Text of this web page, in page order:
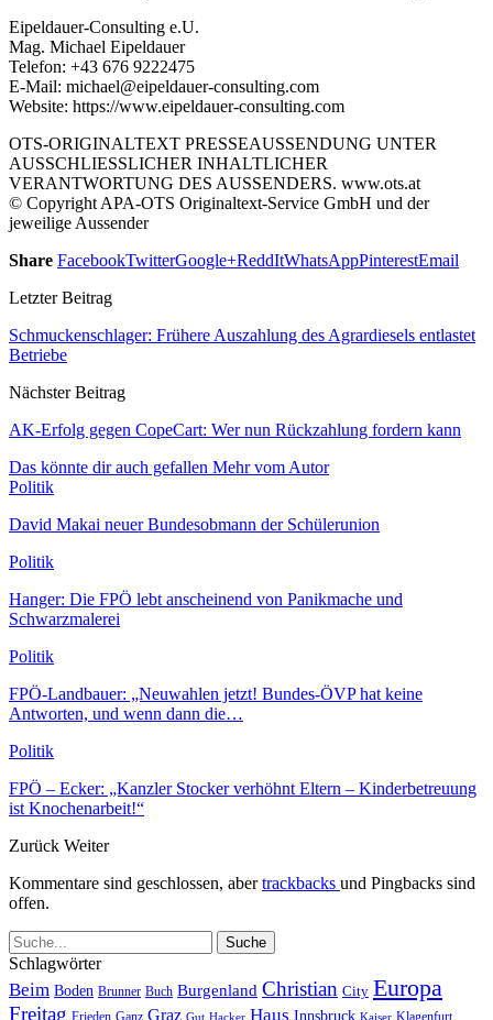
Eipeldauer-Consulting e.U.
Mag. Michael Eipeldauer
Telefon: +43 676 9222475
E-Mail: michael@eipeldauer-consulting.com
Website: https://www.eipeldauer-consulting.com
OTS-ORIGINALTEXT PRESSEAUSSENDUNG UNTER
AUSSCHLIESSLICHER INHALTLICHER
VERANTWORTUNG DES AUSSENDERS. www.ots.at
© Copyright APA-OTS Originaltext-Service GmbH und der
jeweilige Aussender
Share FacebookTwitterGoogle+ReddItWhatsAppPinterestEmail
Letzter Beitrag
Schmuckenschlager: Frühere Auszahlung des Agrardiesels entlastet
Betriebe
Nächster Beitrag
AK-Erfolg gegen CopeCart: Wer nun Rückzahlung fordern kann
Das könnte dir auch gefallen Mehr vom Autor
Politik
David Makai neuer Bundesobmann der Schülerunion
Politik
Hanger: Die FPÖ lebt anscheinend von Panikmache und
Schwarzmalerei
Politik
FPÖ-Landbauer: „Neuwahlen jetzt! Bundes-ÖVP hat keine
Antworten, und wenn dann die…
Politik
FPÖ – Ecker: „Kanzler Stocker verhöhnt Eltern – Kinderbetreuung
ist Knochenarbeit!“
Zurück Weiter
Kommentare sind geschlossen, abertrackbacks und Pingbacks sind
offen.
Schlagwörter
Beim Boden Brunner Buch Burgenland Christian City Europa
Freitag Frieden Ganz Graz Gut Hacker Haus Innsbruck Kaiser Klagenfurt